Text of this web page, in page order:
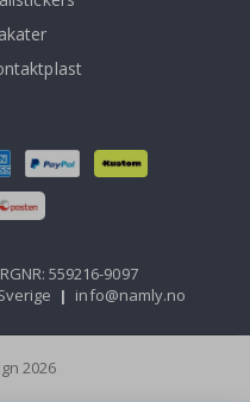
559216-9097
| info@namly.no
2026